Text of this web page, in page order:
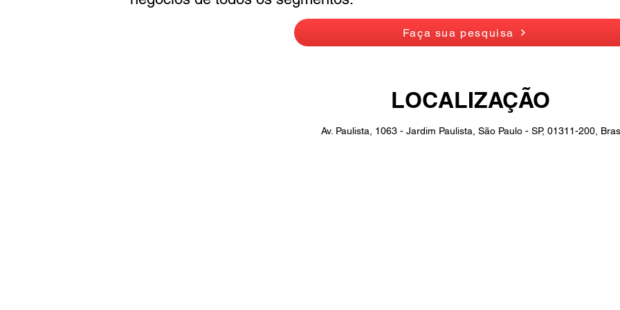
Faça sua pesquisa
LOCALIZAÇÃO
Av. Paulista, 1063 - Jardim Paulista, São Paulo - SP, 01311-200,